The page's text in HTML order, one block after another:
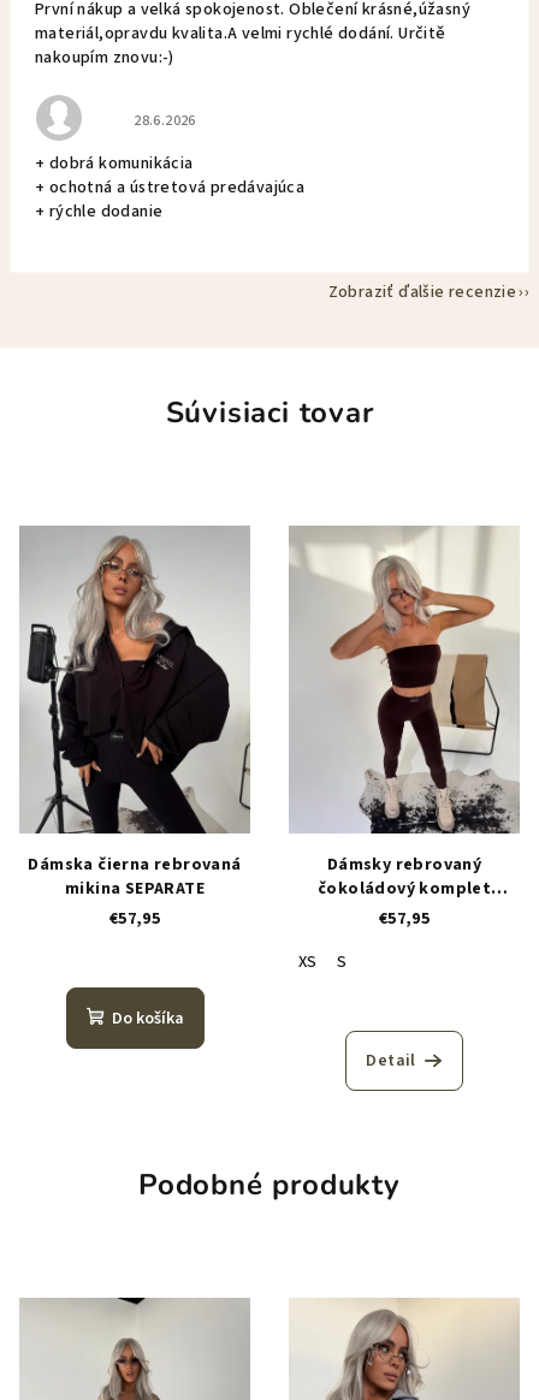
První nákup a velká spokojenost. Oblečení krásné,úžasný
materiál,opravdu kvalita.A velmi rychlé dodání. Určitě
nakoupím znovu:-)
Hodnotenie obchodu je 5 z 5 hviezdičiek.
28.6.2026
+ dobrá komunikácia
+ ochotná a ústretová predávajúca
+ rýchle dodanie
Zobraziť ďalšie recenzie
Súvisiaci tovar
Dámska čierna rebrovaná
mikina SEPARATE
€57,95
Do košíka
Dámsky rebrovaný
čokoládový komplet
SEPARATE
€57,95
XS
S
Detail
Podobné produkty